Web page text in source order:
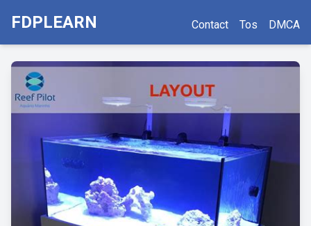
FDPLEARN Contact Tos DMCA